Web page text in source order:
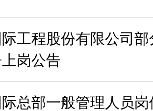
工程股份有限公司
岗公告
总部一般管理人员